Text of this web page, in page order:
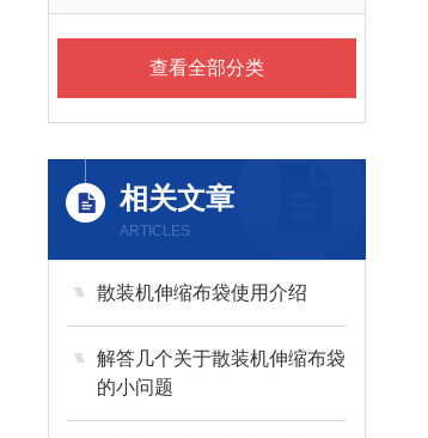
查看全部分类
相关文章
ARTICLES
散装机伸缩布袋使用介绍
解答几个关于散装机伸缩布袋
的小问题